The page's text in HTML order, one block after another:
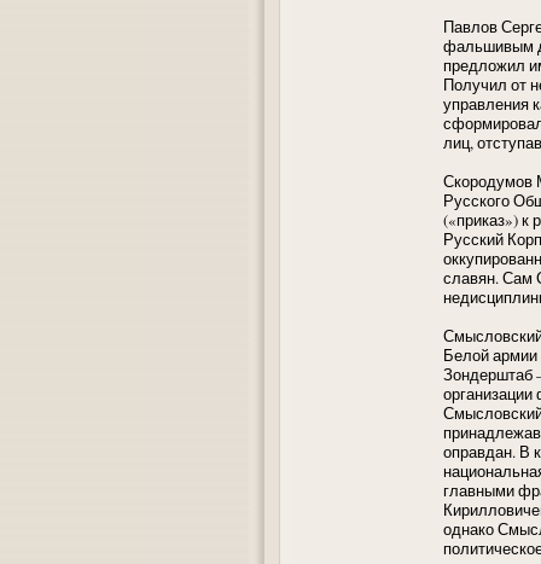
Павлов
фальшивым
предложил
Получил от
управления
лиц,
Скородумов
Русского
(«приказ») к
Русский
славян. Сам
Белой армии
Зондерштаб
оправдан. В
главными
однако